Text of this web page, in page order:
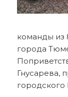
команды из
города
Гнусарева,